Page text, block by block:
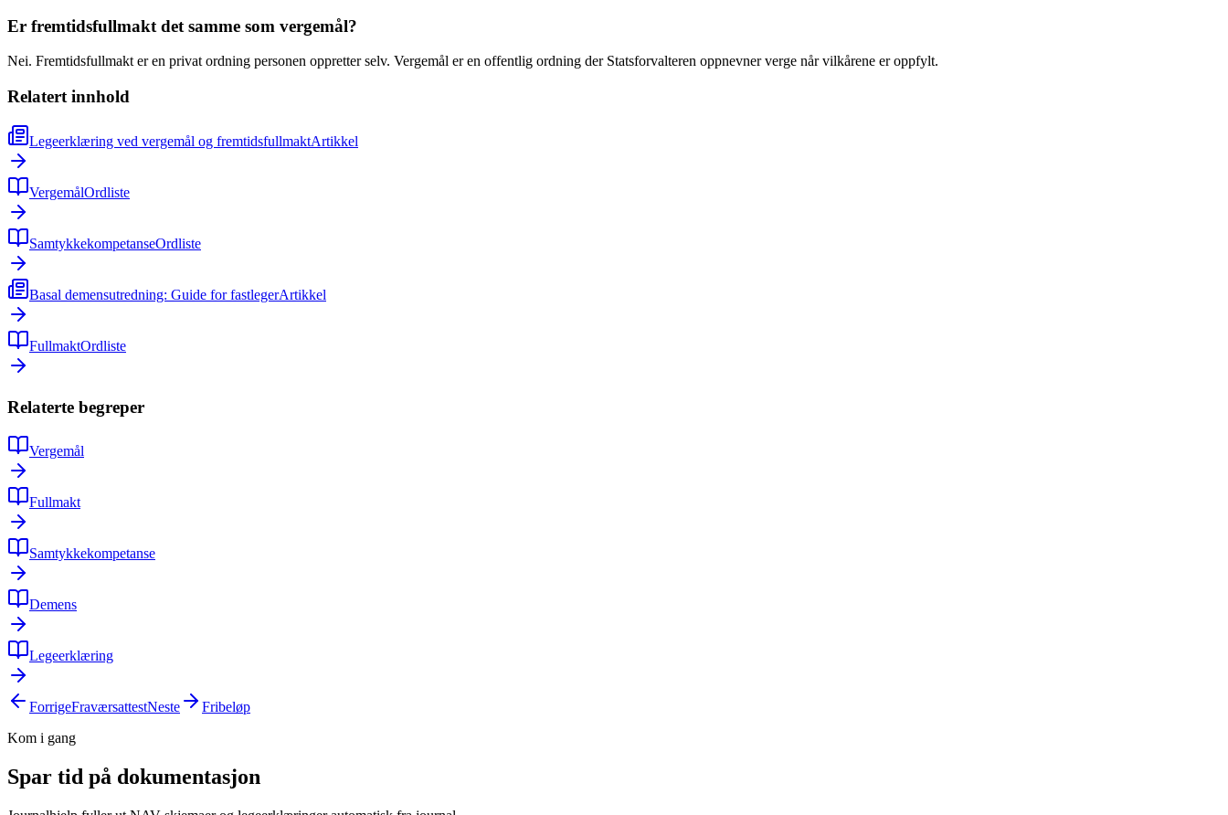
Er fremtidsfullmakt det samme som vergemål?
Nei. Fremtidsfullmakt er en privat ordning personen oppretter selv. Vergemål er en offentlig ordning der Statsforvalteren oppnevner verge når vilkårene er oppfylt.
Relatert innhold
Legeerklæring ved vergemål og fremtidsfullmaktArtikkel
VergemålOrdliste
SamtykkekompetanseOrdliste
Basal demensutredning: Guide for fastlegerArtikkel
FullmaktOrdliste
Relaterte begreper
Vergemål
Fullmakt
Samtykkekompetanse
Demens
Legeerklæring
ForrigeFraværsattestNeste
Fribeløp
Kom i gang
Spar tid på dokumentasjon